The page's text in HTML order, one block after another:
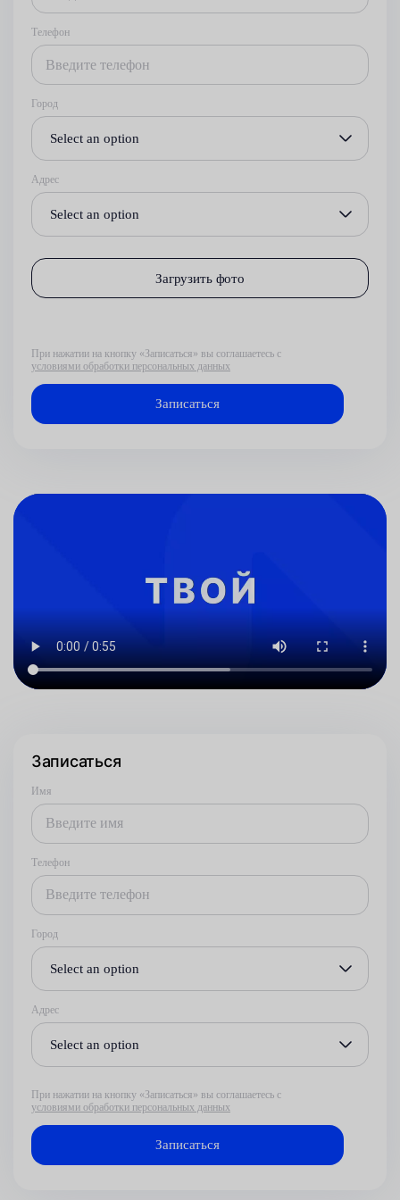
Телефон
Город
Select an option
Адрес
Select an option
Загрузить фото
При нажатии на кнопку «Записаться» вы соглашаетесь с
условиями обработки персональных данных
Записаться
Имя
Телефон
Город
Select an option
Адрес
Select an option
При нажатии на кнопку «Записаться» вы соглашаетесь с
условиями обработки персональных данных